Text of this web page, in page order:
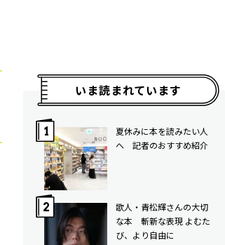
いま読まれています
夏休みに本を読みたい人
へ 記者のおすすめ紹介
歌人・青松輝さんの大切
な本 斬新な表現 よむた
び、より自由に